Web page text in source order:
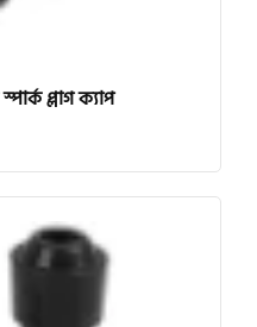
প্লাগ ক্যাপ